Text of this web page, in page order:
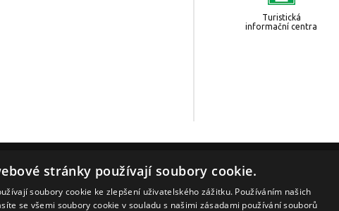
Turistická
informační centra
Kalendář akcí Aktuality
stránky používají soubory cookie.
soubory cookie ke zlepšení uživatelského zážitku. Používáním našich
se všemi soubory cookie v souladu s našimi zásadami používání souborů